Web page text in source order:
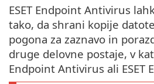
ESET Endpoint Antivirus
tako, da shrani kopije
pogona za zaznavo in
druge delovne postaje, v
Endpoint Antivirus ali ESET